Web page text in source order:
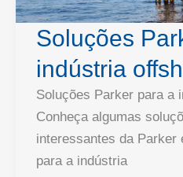
Soluções
indústria
Soluções Parker para a
Conheça algumas
interessantes da Parker
para a indústria